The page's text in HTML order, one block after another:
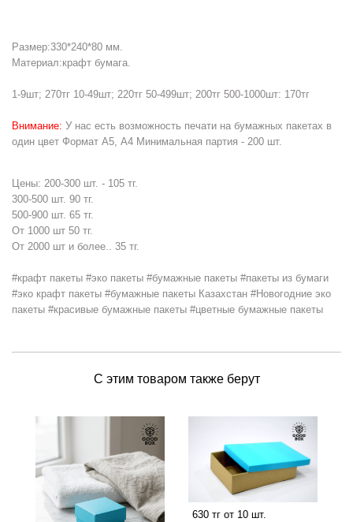
Размер:330*240*80 мм.
Материал:крафт бумага.
1-9шт; 270тг 10-49шт; 220тг 50-499шт; 200тг 500-1000шт: 170тг
Внимание: У нас есть возможность печати на бумажных пакетах в
один цвет Формат А5, А4 Минимальная партия - 200 шт.
Цены: 200-300 шт. - 105 тг.
300-500 шт. 90 тг.
500-900 шт. 65 тг.
От 1000 шт 50 тг.
От 2000 шт и более.. 35 тг.
#крафт пакеты #эко пакеты #бумажные пакеты #пакеты из бумаги
#эко крафт пакеты #бумажные пакеты Казахстан #Новогодние эко
пакеты #красивые бумажные пакеты #цветные бумажные пакеты
С этим товаром также берут
630 тг от 10 шт.